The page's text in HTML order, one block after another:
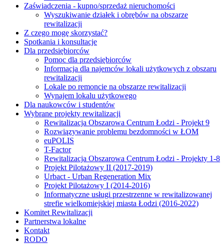
Zaświadczenia - kupno/sprzedaż nieruchomości
Wyszukiwanie działek i obrębów na obszarze
rewitalizacji
Z czego mogę skorzystać?
Spotkania i konsultacje
Dla przedsiębiorców
Pomoc dla przedsiębiorców
Informacja dla najemców lokali użytkowych z obszaru
rewitalizacji
Lokale po remoncie na obszarze rewitalizacji
Wynajem lokalu użytkowego
Dla naukowców i studentów
Wybrane projekty rewitalizacji
Rewitalizacja Obszarowa Centrum Łodzi - Projekt 9
Rozwiązywanie problemu bezdomności w ŁOM
euPOLIS
T-Factor
Rewitalizacja Obszarowa Centrum Łodzi - Projekty 1-8
Projekt Pilotażowy II (2017-2019)
Urbact - Urban Regeneration Mix
Projekt Pilotażowy I (2014-2016)
Informatyczne usługi przestrzenne w rewitalizowanej
strefie wielkomiejskiej miasta Łodzi (2016-2022)
Komitet Rewitalizacji
Partnerstwa lokalne
Kontakt
RODO